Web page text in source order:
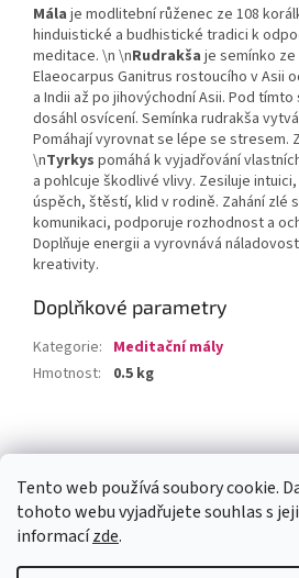
Tento web používá soubory cookie.
tohoto webu vyjadřujete souhlas s
informacízde.
Mála je modlitební růženec ze 108
hinduistické a budhistické tradici k
meditace. \n \nRudrakša je semínko
Elaeocarpus Ganitrus rostoucího v Asii
a Indii až po jihovýchodní Asii. Pod
dosáhl osvícení. Semínka rudrakša
Pomáhají vyrovnat se lépe se stresem.
\nTyrkys pomáhá k vyjadřování
a pohlcuje škodlivé vlivy. Zesiluje
úspěch, štěstí, klid v rodině. Zahání zlé
komunikaci, podporuje rozhodnost a
Doplňuje energii a vyrovnává
kreativity.
Doplňkové parametry
Kategorie: Meditační mály
Hmotnost: 0.5 kg
á
Facebook